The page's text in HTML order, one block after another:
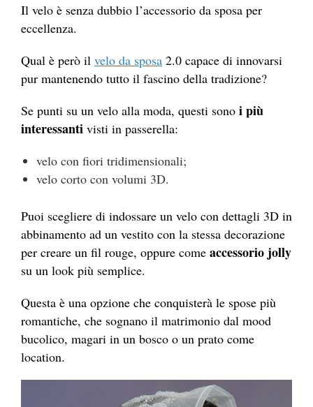
Il velo è senza dubbio l’accessorio da sposa per
eccellenza.
Qual è però il velo da sposa 2.0 capace di innovarsi
pur mantenendo tutto il fascino della tradizione?
Se punti su un velo alla moda, questi sono i più
interessanti visti in passerella:
velo con fiori tridimensionali;
velo corto con volumi 3D.
Puoi scegliere di indossare un velo con dettagli 3D in
abbinamento ad un vestito con la stessa decorazione
per creare un fil rouge, oppure come accessorio jolly
su un look più semplice.
Questa è una opzione che conquisterà le spose più
romantiche, che sognano il matrimonio dal mood
bucolico, magari in un bosco o un prato come
location.